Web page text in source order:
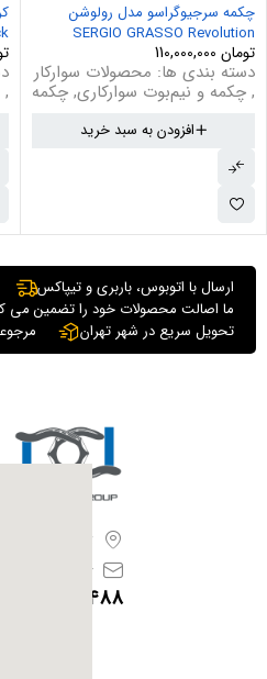
چکمه سرجیوگراسو مدل رولوشن
SERGIO GRASSO Revolution
تومان
دسته بندی ها: محصولات سوارکار
, چکمه و نیم‌بوت سوارکاری, چکمه
افزودن به سبد خرید
,
ارسال با اتوبوس، باربری و تیپاکس
ما اصالت محصولات خود را تضمین می
تحویل سریع در شهر تهران
تهران،بزرگراه
09128385488